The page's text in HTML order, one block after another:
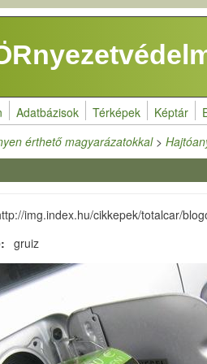
Adatbázisok Térképek Képtár
érthető magyarázatokkal>
img.index.hu/cikkepek/totalcar/
gruiz